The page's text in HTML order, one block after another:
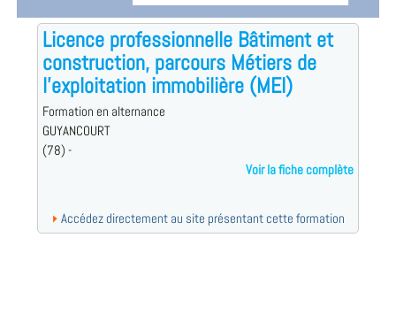
Licence professionnelle Bâtiment et
construction, parcours Métiers de
l'exploitation immobilière (MEI)
Formation en alternance
GUYANCOURT
(78) -
Voir la fiche complète
Accédez directement au site présentant cette formation